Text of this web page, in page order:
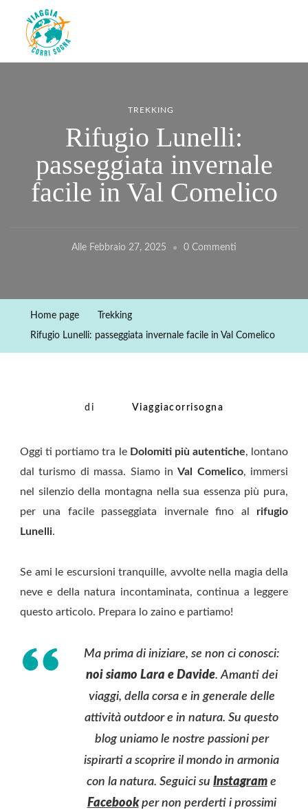
Viaggiacorrisogna – Blog di
viaggi e running
Viaggi zaino in spalla e corse in giro per il mondo
TREKKING
Rifugio Lunelli:
passeggiata invernale
facile in Val Comelico
Alle Febbraio 27, 2025 0 Commenti
Home page Trekking
Rifugio Lunelli: passeggiata invernale facile in Val Comelico
di Viaggiacorrisogna
Oggi ti portiamo tra le Dolomiti più autentiche, lontano
dal turismo di massa. Siamo inVal Comelico, immersi
nel silenzio della montagna nella sua essenza più pura,
per una facile passeggiata invernale fino al rifugio
Lunelli.
Se ami le escursioni tranquille, avvolte nella magia della
neve e della natura incontaminata, continua a leggere
questo articolo. Prepara lo zaino e partiamo!
Ma prima di iniziare, se non ci conosci:
noi siamo Lara e Davide. Amanti dei
viaggi, della corsa e in generale delle
attività outdoor e in natura. Su questo
blog uniamo le nostre passioni per
ispirarti a scoprire il mondo in armonia
con la natura. Seguici su Instagram e
Facebookper non perderti i prossimi